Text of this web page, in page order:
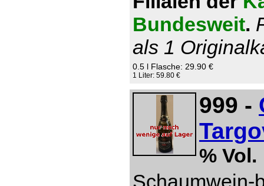
Bundesweit.
als 1
0.5 l Flasche: 29.90 €
1 Liter: 59.80 €
999 -
% Vol.
Schaumwein-